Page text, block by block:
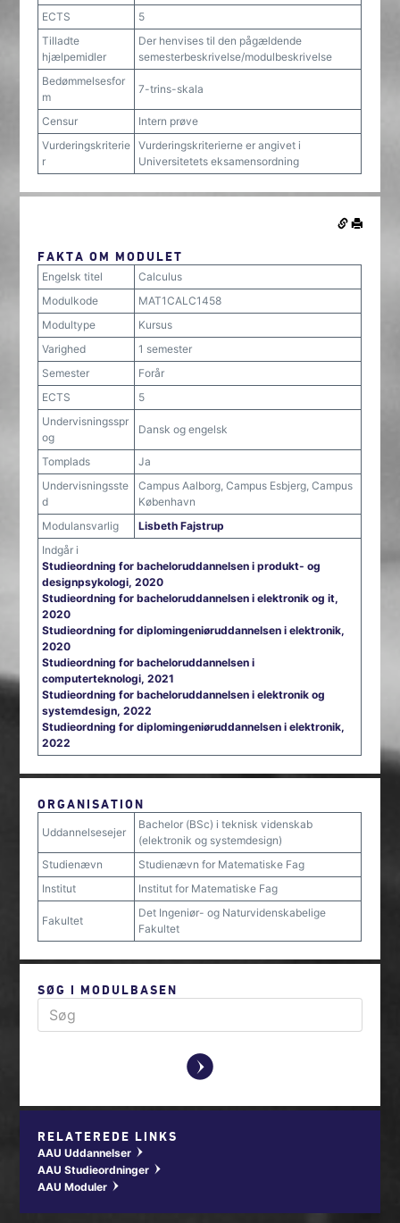
ECTS
5
Tilladte
hjælpemidler
Der henvises til den pågældende
semesterbeskrivelse/modulbeskrivelse
Bedømmelsesfor
m
7-trins-skala
Censur
Intern prøve
Vurderingskriterie
r
Vurderingskriterierne er angivet i
Universitetets eksamensordning
FAKTA OM MODULET
Engelsk titel
Calculus
Modulkode
MAT1CALC1458
Modultype
Kursus
Varighed
1 semester
Semester
Forår
ECTS
5
Undervisningsspr
og
Dansk og engelsk
Tomplads
Ja
Undervisningsste
d
Campus Aalborg, Campus Esbjerg, Campus
København
Modulansvarlig
Lisbeth Fajstrup
Indgår i
Studieordning for bacheloruddannelsen i produkt- og
designpsykologi, 2020
Studieordning for bacheloruddannelsen i elektronik og it,
2020
Studieordning for diplomingeniøruddannelsen i elektronik,
2020
Studieordning for bacheloruddannelsen i
computerteknologi, 2021
Studieordning for bacheloruddannelsen i elektronik og
systemdesign, 2022
Studieordning for diplomingeniøruddannelsen i elektronik,
2022
ORGANISATION
Uddannelsesejer
Bachelor (BSc) i teknisk videnskab
(elektronik og systemdesign)
Studienævn
Studienævn for Matematiske Fag
Institut
Institut for Matematiske Fag
Fakultet
Det Ingeniør- og Naturvidenskabelige
Fakultet
SØG I MODULBASEN
y
RELATEREDE LINKS
AAU Uddannelser w
AAU Studieordninger w
AAU Moduler w